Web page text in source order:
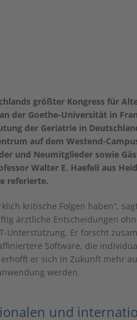
größter Kongress für
der Goethe-Universität in
der Geriatrie in
auf dem Westend-
und Neumitglieder sowie
Walter E. Haefeli aus
referierte.
kritische Folgen haben“,
ärztliche Entscheidungen
Er forscht
Software, die
er sich in Zukunft mehr
werden.
und